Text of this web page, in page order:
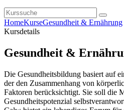
HomeKurseGesundheit & Ernährung
Kursdetails
Gesundheit &
Die Gesundheitsbildung basiert auf
der den Zusammenhang von
Faktoren berücksichtigt. Sie soll die
Gesundheitspotenzial